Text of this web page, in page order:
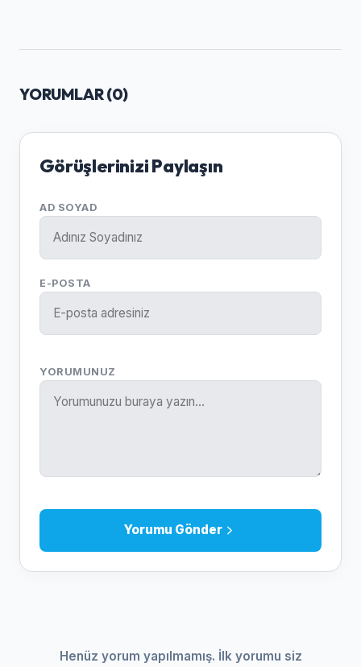
YORUMLAR (0)
Görüşlerinizi Paylaşın
AD SOYAD
E-POSTA
YORUMUNUZ
Yorumu Gönder
Henüz yorum yapılmamış. İlk yorumu siz